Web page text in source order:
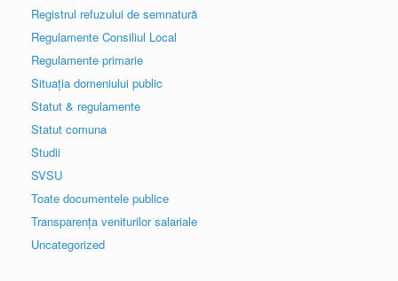
Registrul refuzului de semnatură
Regulamente Consiliul Local
Regulamente primarie
Situația domeniului public
Statut & regulamente
Statut comuna
Studii
SVSU
Toate documentele publice
Transparența veniturilor salariale
Uncategorized